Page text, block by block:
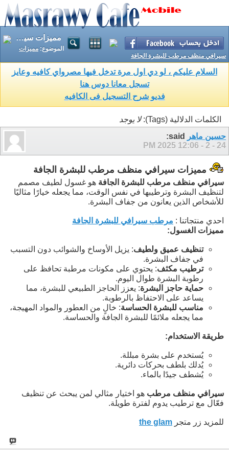
مميزات سيرافي منظف مرطب للبشرة الجافة
الموضوع: مميزات
سيرافي منظف مرطب للبشرة الجافة
السلام عليكم ، لو دي اول مرة تدخل فيها مصرواي كافيه وعايز
تسجل معانا دوس هنا
فديو شرح التسجيل فى الكافيه
الكلمات الدلالية (Tags):
لا يوجد
حسين ماهر
24 - 2 - 2025
12:06 PM
مميزات سيرافي منظف مرطب للبشرة الجافة
سيرافي منظف مرطب للبشرة الجافة هو غسول لطيف مصمم
لتنظيف البشرة وترطيبها في نفس الوقت، مما يجعله خيارًا مثاليًا
للأشخاص الذين يعانون من جفاف البشرة.
احدي منتجاتنا : مرطب سيرافي للبشرة الجافة
مميزات الغسول:
تنظيف عميق ولطيف: يزيل الأوساخ والشوائب دون التسبب
في جفاف البشرة.
ترطيب مكثف: يحتوي على مكونات مرطبة تحافظ على
رطوبة البشرة طوال اليوم.
حماية حاجز البشرة: يعزز الحاجز الطبيعي للبشرة، مما
يساعد على الاحتفاظ بالرطوبة.
مناسب للبشرة الحساسة: خالٍ من العطور والمواد المهيجة،
مما يجعله ملائمًا للبشرة الجافة والحساسة.
طريقة الاستخدام:
يُستخدم على بشرة مبللة.
يُدلك بلطف بحركات دائرية.
يُشطف جيدًا بالماء.
سيرافي منظف مرطب هو اختيار مثالي لمن يبحث عن تنظيف
فعّال مع ترطيب يدوم لفترة طويلة.
للمزيد زر متجر the glam